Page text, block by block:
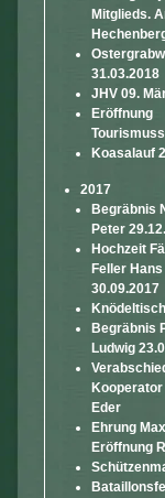
Mitglieds.
31.03.2018
JHV 09.
Eröffnung
Koasalauf
2017
Begräbnis
Peter
Hochzeit
Feller Hans
30.09.2017
Begräbnis
Ludwig
Eder
Ehrung
Eröffnung